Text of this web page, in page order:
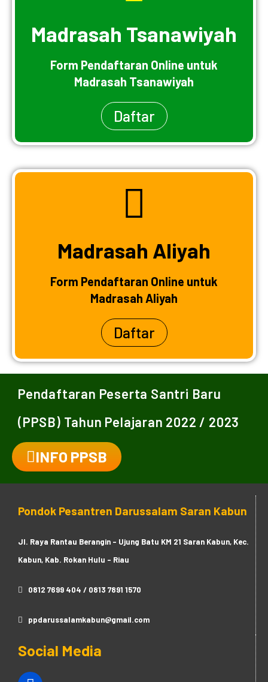
Madrasah Tsanawiyah
Form Pendaftaran Online untuk
Madrasah Tsanawiyah
Daftar
Madrasah Aliyah
Form Pendaftaran Online untuk
Madrasah Aliyah
Daftar
Pendaftaran Peserta Santri Baru
(PPSB) Tahun Pelajaran 2022 / 2023
INFO PPSB
Pondok Pesantren Darussalam Saran Kabun
Jl. Raya Rantau Berangin - Ujung Batu KM 21 Saran Kabun, Kec.
Kabun, Kab. Rokan Hulu - Riau
0812 7699 404 / 0813 7891 1570
ppdarussalamkabun@gmail.com
Social Media